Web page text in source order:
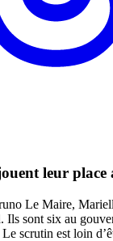
leur place
Le Maire,
Ils sont six au
scrutin est loin